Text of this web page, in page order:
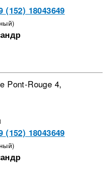
(152) 18043649
Pont-Rouge 4,
(152) 18043649